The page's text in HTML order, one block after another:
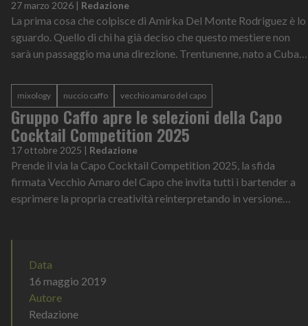
27 marzo 2026 | Redazione
La prima cosa che colpisce di Amirka Del Monte Rodriguez è lo
sguardo. Quello di chi ha già deciso che questo mestiere non
sarà un passaggio ma una direzione. Trentunenne, nato a Cuba,
mixology nuccio caffo vecchio amaro del capo
Gruppo Caffo apre le selezioni della Capo
Cocktail Competition 2025
17 ottobre 2025 | Redazione
Prende il via la Capo Cocktail Competition 2025, la sfida
firmata Vecchio Amaro del Capo che invita tutti i bartender a
esprimere la propria creatività reinterpretando in versione
Data
16 maggio 2019
Autore
Redazione